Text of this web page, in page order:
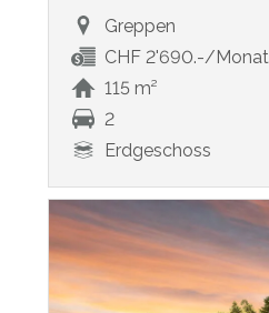
Greppen
CHF 2'690.-/Monat
115 m²
2
Erdgeschoss